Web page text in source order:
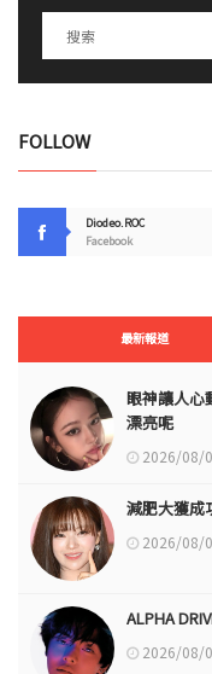
FOLLOW
Diodeo.ROC
Facebook
最新報道
眼神讓人
漂亮呢
2026/08/
減肥大獲成
2026/08/
ALPHA
2026/08/